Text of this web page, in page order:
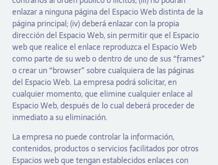
enlazar a ninguna página del Espacio Web distinta de la
página principal; (iv) deberá enlazar con la propia
dirección del Espacio Web, sin permitir que el Espacio
web que realice el enlace reproduzca el Espacio Web
como parte de su web o dentro de uno de sus “frames”
o crear un “browser” sobre cualquiera de las páginas
del Espacio Web. La empresa podrá solicitar, en
cualquier momento, que elimine cualquier enlace al
Espacio Web, después de lo cual deberá proceder de
inmediato a su eliminación.
La empresa no puede controlar la información,
contenidos, productos o servicios facilitados por otros
Espacios web que tengan establecidos enlaces con